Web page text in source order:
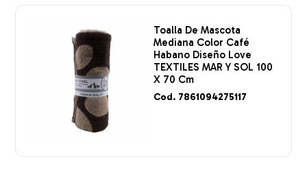
Toalla De Mascota
Mediana Color Café
Habano Diseño Love
TEXTILES MAR Y SOL 100
X 70 Cm
Cod. 7861094275117